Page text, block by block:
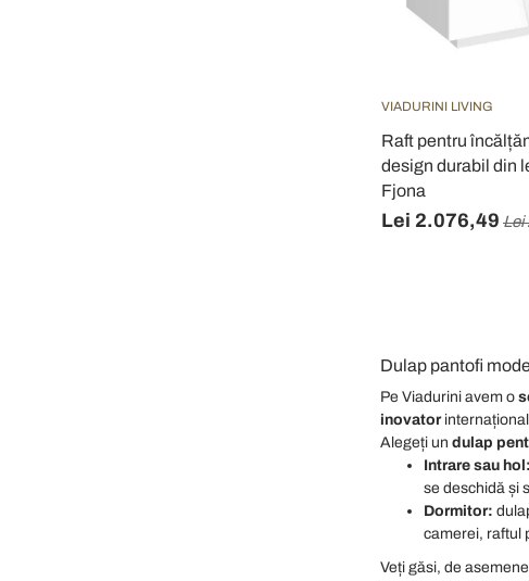
VIADURINI LIVING
Raft pentru
design durabil din
Fjona
Lei 2.076,49 Lei
Dulap pantofi
Pe Viadurini avem o
inovator internațional
Alegeți un dulap
Intrare sau hol:
se deschidă și
Dormitor:
camerei, raftul
Veți găsi, de